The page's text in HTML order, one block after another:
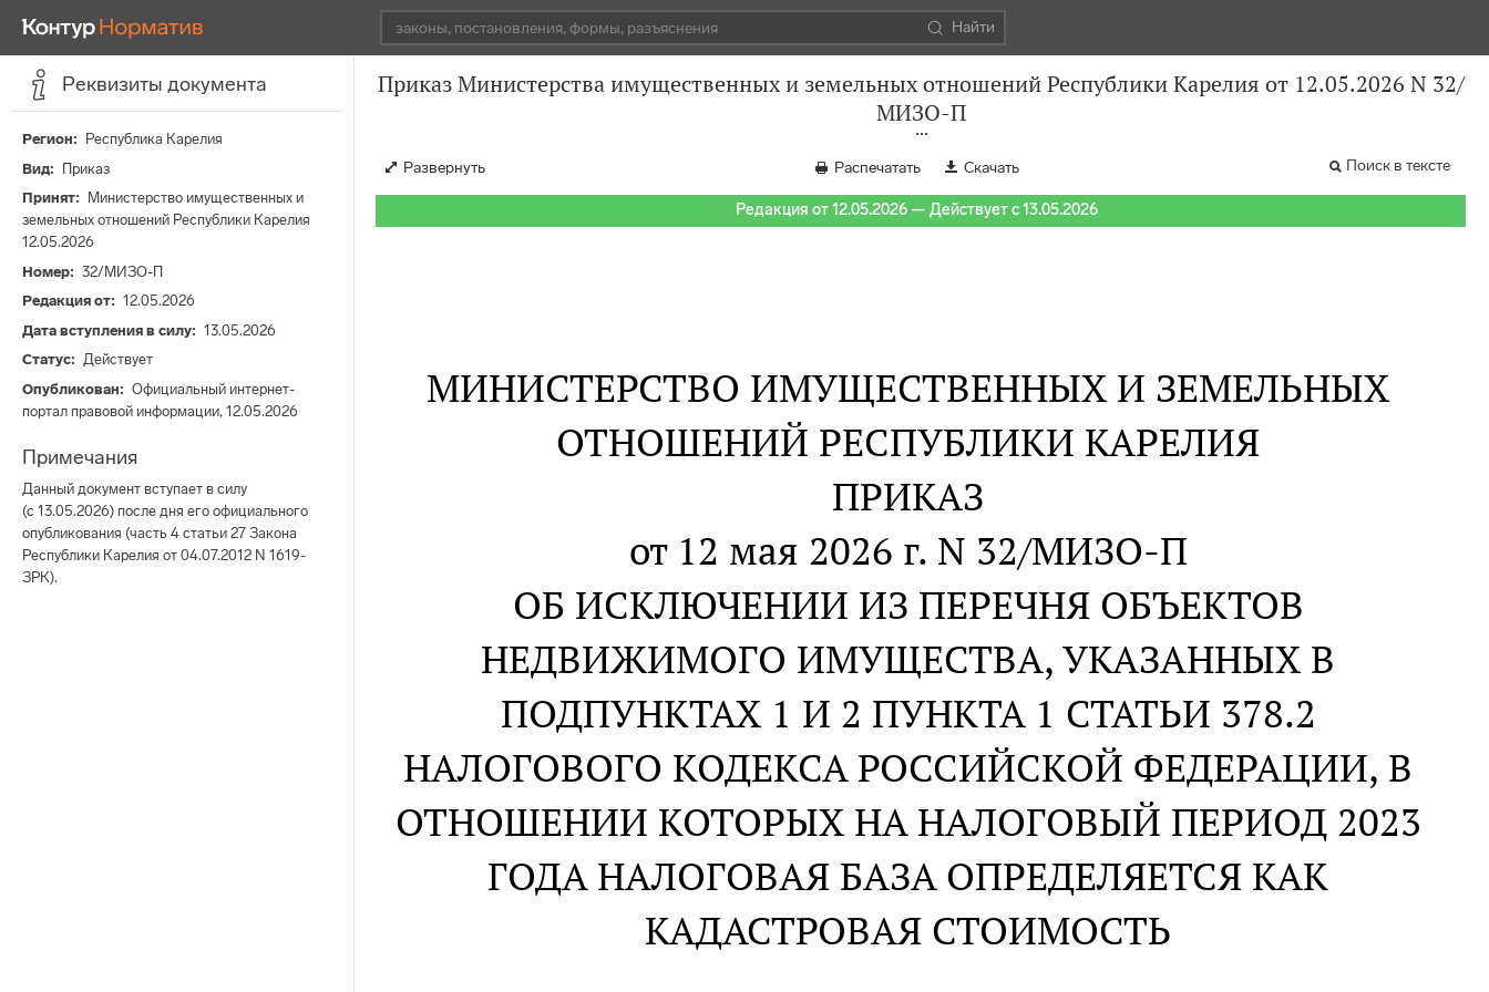
Найти
Реквизиты документа
Регион
Республика Карелия
Вид
Приказ
Принят
Министерство имущественных и
земельных отношений Республики Карелия
12.05.2026
Номер
32/МИЗО-П
Редакция от
12.05.2026
Дата вступления в силу
13.05.2026
Статус
Действует
Опубликован
Официальный интернет-
портал правовой информации, 12.05.2026
Примечания
Данный документ вступает в силу
(с 13.05.2026) после дня его официального
опубликования (часть 4 статьи 27 Закона
Республики Карелия от 04.07.2012 N 1619-
ЗРК).
Приказ Министерства имущественных и земельных отношений Республики Карелия от 12.05.2026 N 32/
МИЗО-П
Развернуть Распечатать Скачать Поиск в тексте
Редакция от 12.05.2026 — Действует с 13.05.2026
МИНИСТЕРСТВО ИМУЩЕСТВЕННЫХ И ЗЕМЕЛЬНЫХ
ОТНОШЕНИЙ РЕСПУБЛИКИ КАРЕЛИЯ
ПРИКАЗ
от 12 мая 2026 г. N 32/МИЗО-П
ОБ ИСКЛЮЧЕНИИ ИЗ ПЕРЕЧНЯ ОБЪЕКТОВ
НЕДВИЖИМОГО ИМУЩЕСТВА, УКАЗАННЫХ В
ПОДПУНКТАХ 1 И 2 ПУНКТА 1 СТАТЬИ 378.2
НАЛОГОВОГО КОДЕКСА РОССИЙСКОЙ ФЕДЕРАЦИИ, В
ОТНОШЕНИИ КОТОРЫХ НА НАЛОГОВЫЙ ПЕРИОД 2023
ГОДА НАЛОГОВАЯ БАЗА ОПРЕДЕЛЯЕТСЯ КАК
КАДАСТРОВАЯ СТОИМОСТЬ